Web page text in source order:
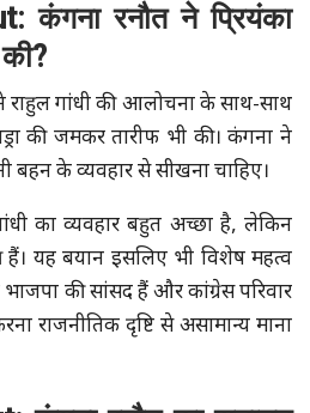
कंगना रनौत ने प्रियंका
गांधी की आलोचना के साथ-साथ
की जमकर तारीफ भी की। कंगना ने
बहन के व्यवहार से सीखना चाहिए।
का व्यवहार बहुत अच्छा है, लेकिन
हैं। यह बयान इसलिए भी विशेष महत्व
की सांसद हैं और कांग्रेस परिवार
राजनीतिक दृष्टि से असामान्य माना